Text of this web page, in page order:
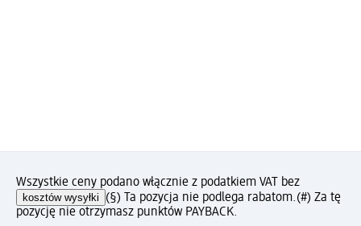
Wszystkie ceny podano włącznie z podatkiem VAT bez
kosztów wysyłki (§) Ta pozycja nie podlega rabatom.(#) Za tę
pozycję nie otrzymasz punktów PAYBACK.